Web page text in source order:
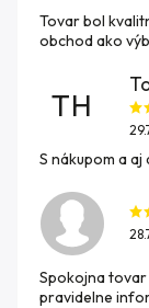
Tovar bol
obchod ako
TH
S nákupom a
Spokojna tovar
pravidelne